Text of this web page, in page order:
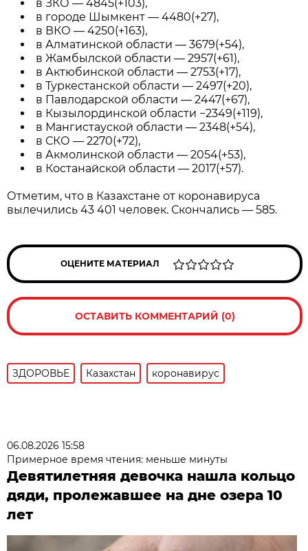
в ЗКО — 4845(+103),
в городе Шымкент — 4480(+27),
в ВКО — 4250(+163),
в Алматинской области — 3679(+54),
в Жамбылской области — 2957(+61),
в Актюбинской области — 2753(+17),
в Туркестанской области — 2497(+20),
в Павлодарской области — 2447(+67),
в Кызылординской области −2349(+119),
в Мангистауской области — 2348(+54),
в СКО — 2270(+72),
в Акмолинской области — 2054(+53),
в Костанайской области — 2017(+57).
Отметим, что в Казахстане от коронавируса
вылечились 43 401 человек. Скончались — 585.
ОЦЕНИТЕ МАТЕРИАЛ
ОСТАВИТЬ КОММЕНТАРИЙ (0)
ЗДОРОВЬЕ Казахстан коронавирус
06.08.2026 15:58
Примерное время чтения: меньше минуты
Девятилетняя девочка нашла кольцо
дяди, пролежавшее на дне озера 10
лет